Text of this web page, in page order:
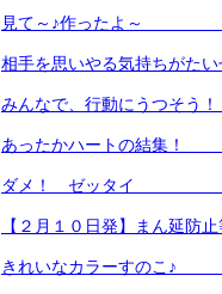
見て～♪作った
相手を思いやる気持ちが
みんなで、行動に
あったかハートの結集
ダメ！ ゼッタイ ～６
【２月１０日発】まん延防
きれいなカラーすの